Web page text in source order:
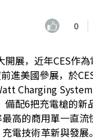
0
展，近年CES作
進美國參展，於
Charging
配6把充電槍的新
高的商用單一直流
電技術革新與發展。